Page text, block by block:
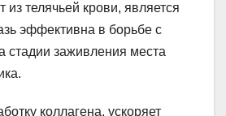
из телячьей крови, является
эффективна в борьбе с
стадии заживления места
коллагена, ускоряет